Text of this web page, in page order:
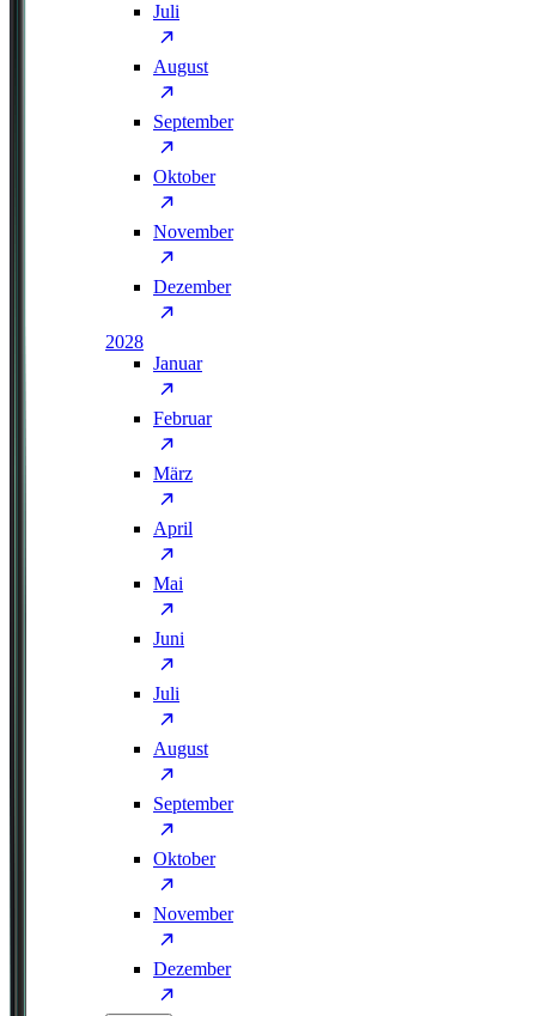
Juli
August
September
Oktober
November
Dezember
2028
Januar
Februar
März
April
Mai
Juni
Juli
August
September
Oktober
November
Dezember